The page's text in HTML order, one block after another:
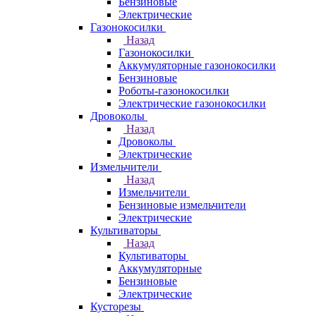
Электрические
Газонокосилки
Назад
Газонокосилки
Аккумуляторные газонокосилки
Бензиновые
Роботы-газонокосилки
Электрические газонокосилки
Дровоколы
Назад
Дровоколы
Электрические
Измельчители
Назад
Измельчители
Бензиновые измельчители
Электрические
Культиваторы
Назад
Культиваторы
Аккумуляторные
Бензиновые
Электрические
Кусторезы